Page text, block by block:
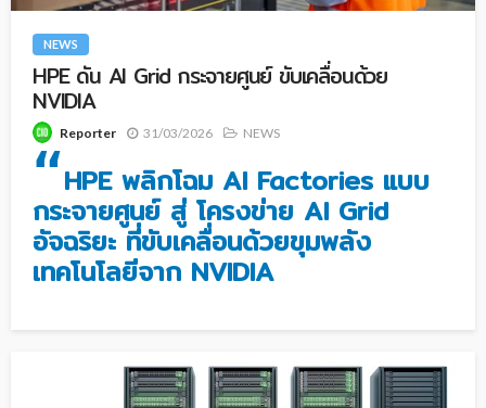
NEWS
HPE ดัน AI Grid กระจายศูนย์ ขับเคลื่อนด้วย
NVIDIA
Reporter 31/03/2026 NEWS
“HPE พลิกโฉม AI Factories แบบ
กระจายศูนย์ สู่ โครงข่าย AI Grid
อัจฉริยะ ที่ขับเคลื่อนด้วยขุมพลัง
เทคโนโลยีจาก NVIDIA